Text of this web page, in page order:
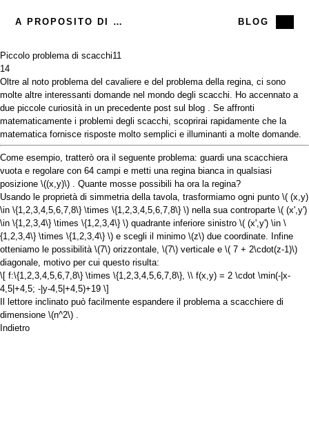
A PROPOSITO DI ME BLOG
Piccolo problema di scacchi11
14
Oltre al noto problema del cavaliere e del problema della regina, ci sono
molte altre interessanti domande nel mondo degli scacchi. Ho accennato a
due piccole curiosità in un precedente post sul blog . Se affronti
matematicamente i problemi degli scacchi, scoprirai rapidamente che la
matematica fornisce risposte molto semplici e illuminanti a molte domande.
Come esempio, tratterò ora il seguente problema: guardi una scacchiera
vuota e regolare con 64 campi e metti una regina bianca in qualsiasi
posizione \((x,y)\) . Quante mosse possibili ha ora la regina?
Usando le proprietà di simmetria della tavola, trasformiamo ogni punto \( (x,y)
\in \{1,2,3,4,5,6,7,8\} \times \{1,2,3,4,5,6,7,8\} \) nella sua controparte \( (x',y')
\in \{1,2,3,4\} \times \{1,2,3,4\} \) quadrante inferiore sinistro \( (x',y') \in \
{1,2,3,4\} \times \{1,2,3,4\} \) e scegli il minimo \(z\) due coordinate. Infine
otteniamo le possibilità \(7\) orizzontale, \(7\) verticale e \( 7 + 2\cdot(z-1)\)
diagonale, motivo per cui questo risulta:
\[ f:\{1,2,3,4,5,6,7,8\} \times \{1,2,3,4,5,6,7,8\}, \\ f(x,y) = 2 \cdot \min(-|x-
4,5|+4,5; -|y-4,5|+4,5)+19 \]
Il lettore inclinato può facilmente espandere il problema a scacchiere di
dimensione \(n^2\)
Indietro